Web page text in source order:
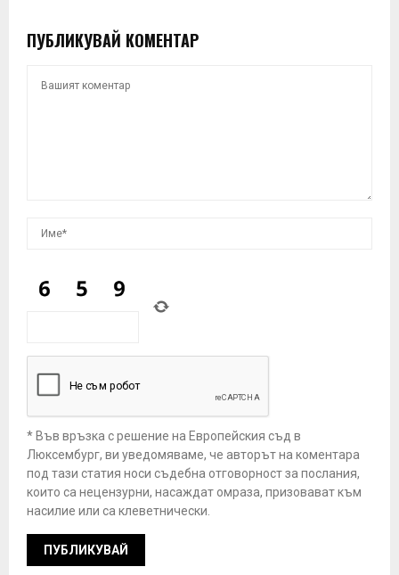
ПУБЛИКУВАЙ КОМЕНТАР
* Във връзка с решение на Европейския съд в
Люксембург, ви уведомяваме, че авторът на коментара
под тази статия носи съдебна отговорност за послания,
които са нецензурни, насаждат омраза, призовават към
насилие или са клеветнически.